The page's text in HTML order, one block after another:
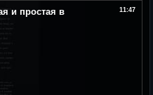
11:47
и простая в